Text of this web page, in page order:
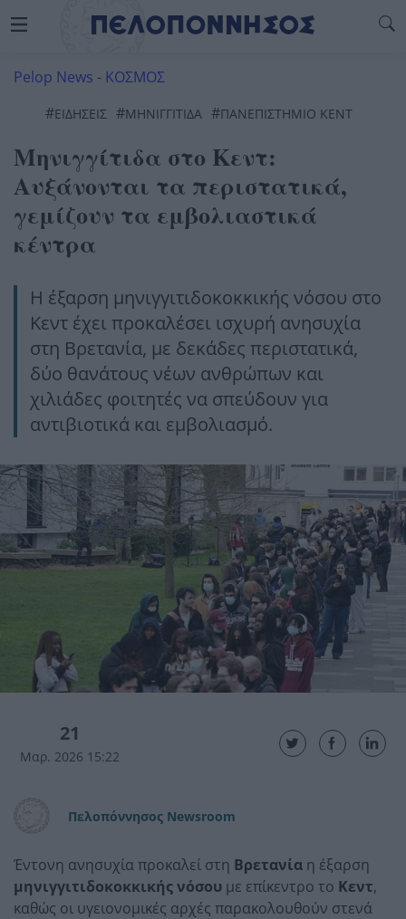
Pelop News - ΚΟΣΜΟΣ
#ΕΙΔΗΣΕΙΣ #ΜΗΝΙΓΓΊΤΙΔΑ #ΠΑΝΕΠΙΣΤΗΜΙΟ ΚΕΝΤ
Μηνιγγίτιδα στο Κεντ:
Αυξάνονται τα περιστατικά,
γεμίζουν τα εμβολιαστικά
κέντρα
Η έξαρση μηνιγγιτιδοκοκκικής νόσου στο
Κεντ έχει προκαλέσει ισχυρή ανησυχία
στη Βρετανία, με δεκάδες περιστατικά,
δύο θανάτους νέων ανθρώπων και
χιλιάδες φοιτητές να σπεύδουν για
αντιβιοτικά και εμβολιασμό.
21
Μαρ. 2026 15:22
Πελοπόννησος Newsroom
Έντονη ανησυχία προκαλεί στη Βρετανία η έξαρση
μηνιγγιτιδοκοκκικής νόσου με επίκεντρο το Κεντ,
καθώς οι υγειονομικές αρχές παρακολουθούν στενά